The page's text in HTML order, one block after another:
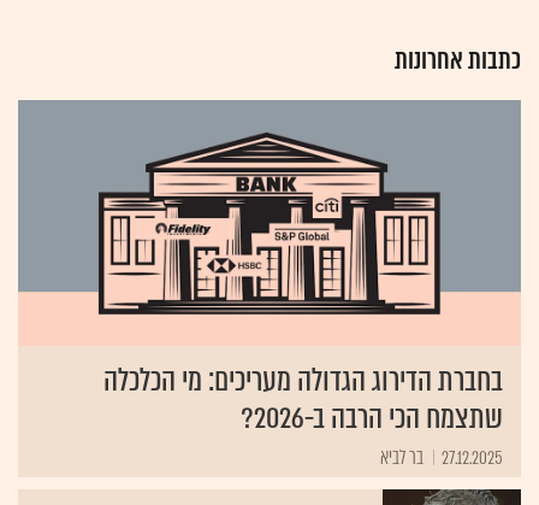
כתבות אחרונות
בחברת הדירוג הגדולה מעריכים: מי הכלכלה
שתצמח הכי הרבה ב-2026?
27.12.2025 בר לביא